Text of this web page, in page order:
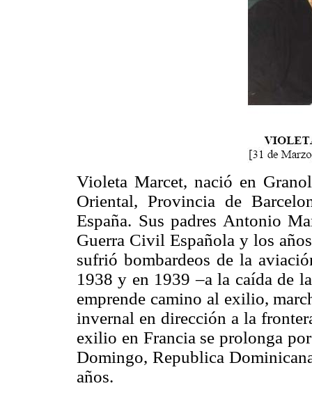
Violeta Marcet, nació en
Oriental, Provincia de
España. Sus padres Antonio
Guerra Civil Española y los
sufrió bombardeos de la
1938 y en 1939 –a la caída de
emprende camino al exilio,
invernal en dirección a la
exilio en Francia se prolonga
Domingo, Republica
años.